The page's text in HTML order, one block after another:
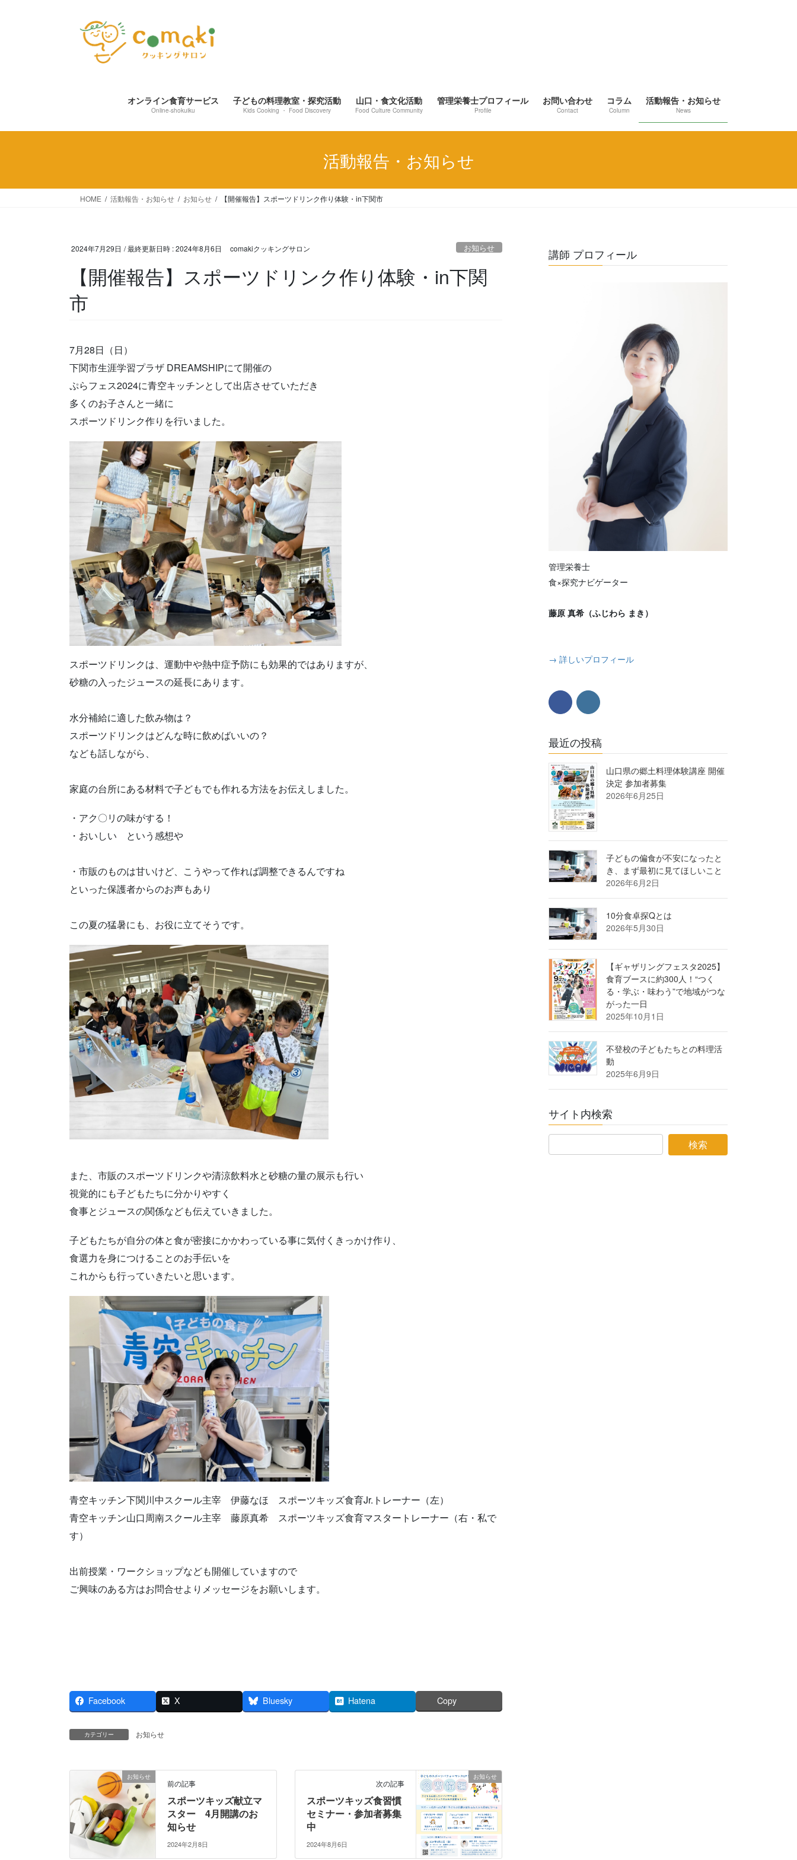
プ
動
オンライン食育サービス
Online-shokuiku
子どもの料理教室・探究活動
Kids Cooking ・ Food Discovery
山口・食文化活動
Food Culture Community
管理栄養士プロフィール
Profile
お問い合わせ
Contact
コラム
Column
活動報告・お知らせ
News
活動報告・お知らせ
HOME 活動報告・お知らせ お知らせ 【開催報告】スポーツドリンク作り体験・in下関市
2024年7月29日 / 最終更新日時 :2024年8月6日 comakiクッキングサロン お知らせ
【開催報告】スポーツドリンク作り体験・in下関
市
7月28日（日）
下関市生涯学習プラザ DREAMSHIPにて開催の
ぷらフェス2024に青空キッチンとして出店させていただき
多くのお子さんと一緒に
スポーツドリンク作りを行いました。
スポーツドリンクは、運動中や熱中症予防にも効果的ではありますが、
砂糖の入ったジュースの延長にあります。
水分補給に適した飲み物は？
スポーツドリンクはどんな時に飲めばいいの？
なども話しながら、
家庭の台所にある材料で子どもでも作れる方法をお伝えしました。
・アク〇リの味がする！
・おいしい という感想や
・市販のものは甘いけど、こうやって作れば調整できるんですね
といった保護者からのお声もあり
この夏の猛暑にも、お役に立てそうです。
また、市販のスポーツドリンクや清涼飲料水と砂糖の量の展示も行い
視覚的にも子どもたちに分かりやすく
食事とジュースの関係なども伝えていきました。
子どもたちが自分の体と食が密接にかかわっている事に気付くきっかけ作り、
食選力を身につけることのお手伝いを
これからも行っていきたいと思います。
青空キッチン下関川中スクール主宰 伊藤なほ スポーツキッズ食育Jr.トレーナー（左）
青空キッチン山口周南スクール主宰 藤原真希 スポーツキッズ食育マスタートレーナー（右・私で
す）
出前授業・ワークショップなども開催していますので
ご興味のある方はお問合せよりメッセージをお願いします。
Facebook X Bluesky Hatena Copy
カテゴリー お知らせ
お知らせ
前の記事
スポーツキッズ献立マ
スター 4月開講のお
知らせ
2024年2月8日
お知らせ
次の記事
スポーツキッズ食習慣
セミナー・参加者募集
中
2024年8月6日
講師 プロフィール
管理栄養士
食×探究ナビゲーター
藤原 真希（ふじわら まき）
→ 詳しいプロフィール
最近の投稿
山口県の郷土料理体験講座 開催
決定 参加者募集
2026年6月25日
子どもの偏食が不安になったと
き、まず最初に見てほしいこと
2026年6月2日
10分食卓探Qとは
2026年5月30日
【ギャザリングフェスタ2025】
食育ブースに約300人！“つく
る・学ぶ・味わう”で地域がつな
がった一日
2025年10月1日
不登校の子どもたちとの料理活
動
2025年6月9日
サイト内検索